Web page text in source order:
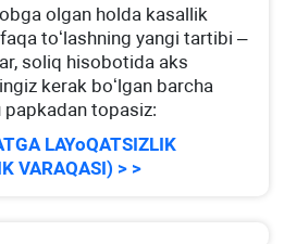
olgan holda kasallik
toʻlashning yangi tartibi –
soliq hisobotida aks
kerak boʻlgan barcha
papkadan topasiz:
LAYoQATSIZLIK
VARAQASI) > >